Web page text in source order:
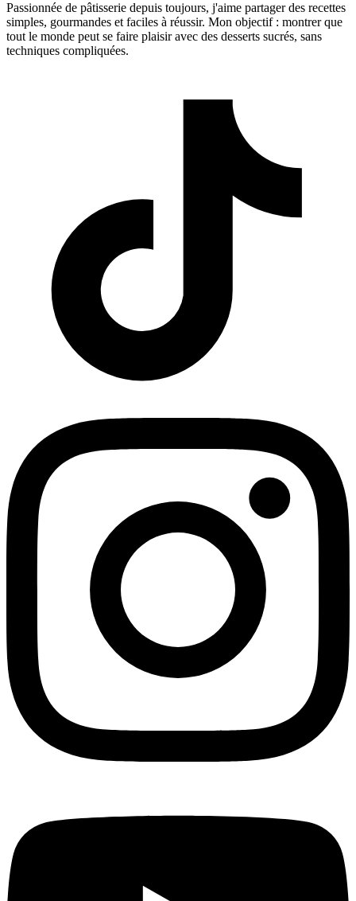
Passionnée de pâtisserie depuis toujours, j'aime partager des recettes
simples, gourmandes et faciles à réussir. Mon objectif : montrer que
tout le monde peut se faire plaisir avec des desserts sucrés, sans
techniques compliquées.